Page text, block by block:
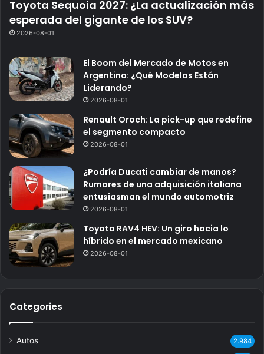
Toyota Sequoia 2027: ¿La actualización más
esperada del gigante de los SUV?
2026-08-01
El Boom del Mercado de Motos en
Argentina: ¿Qué Modelos Están
Liderando?
2026-08-01
Renault Oroch: La pick-up que redefine
el segmento compacto
2026-08-01
¿Podría Ducati cambiar de manos?
Rumores de una adquisición italiana
entusiasman el mundo automotriz
2026-08-01
Toyota RAV4 HEV: Un giro hacia lo
híbrido en el mercado mexicano
2026-08-01
Categories
Autos 2.984